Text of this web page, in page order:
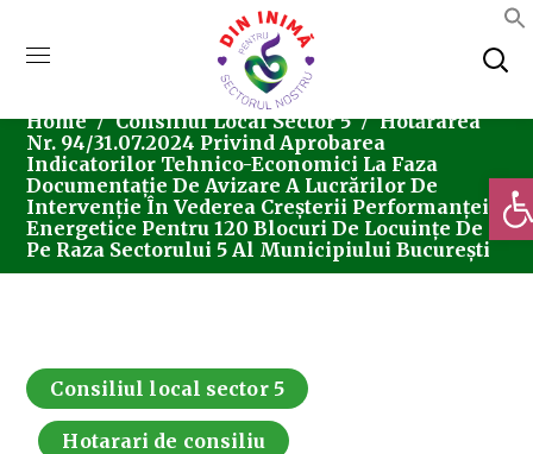
Home Consiliul Local Sector 5
Hotărârea
Nr. 94/31.07.2024 Privind Aprobarea
Indicatorilor Tehnico-Economici La Faza
Documentație De Avizare A Lucrărilor De
Intervenție În Vederea Creșterii Performanței
Energetice Pentru 120 Blocuri De Locuințe De
Pe Raza Sectorului 5 Al Municipiului București
Consiliul local sector 5
Hotarari de consiliu